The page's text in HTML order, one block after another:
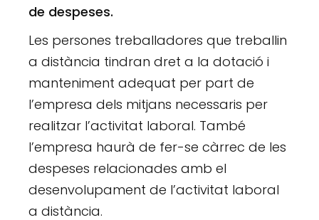
de despeses.
Les persones treballadores que treballin
a distància tindran dret a la dotació i
manteniment adequat per part de
l’empresa dels mitjans necessaris per
realitzar l’activitat laboral. També
l’empresa haurà de fer-se càrrec de les
despeses relacionades amb el
desenvolupament de l’activitat laboral
a distància.